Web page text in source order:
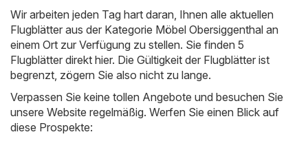
Wir arbeiten jeden Tag hart daran, Ihnen alle aktuellen
Flugblätter aus der Kategorie Möbel Obersiggenthal an
einem Ort zur Verfügung zu stellen. Sie finden 5
Flugblätter direkt hier. Die Gültigkeit der Flugblätter ist
begrenzt, zögern Sie also nicht zu lange.
Verpassen Sie keine tollen Angebote und besuchen Sie
unsere Website regelmäßig. Werfen Sie einen Blick auf
diese Prospekte: